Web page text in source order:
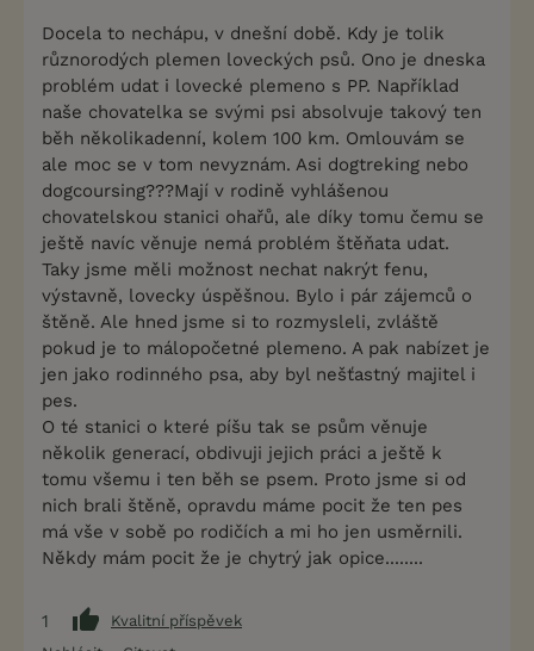
Docela to nechápu, v dnešní době. Kdy je tolik
různorodých plemen loveckých psů. Ono je dneska
problém udat i lovecké plemeno s PP. Například
naše chovatelka se svými psi absolvuje takový ten
běh několikadenní, kolem 100 km. Omlouvám se
ale moc se v tom nevyznám. Asi dogtreking nebo
dogcoursing???Mají v rodině vyhlášenou
chovatelskou stanici ohařů, ale díky tomu čemu se
ještě navíc věnuje nemá problém štěňata udat.
Taky jsme měli možnost nechat nakrýt fenu,
výstavně, lovecky úspěšnou. Bylo i pár zájemců o
štěně. Ale hned jsme si to rozmysleli, zvláště
pokud je to málopočetné plemeno. A pak nabízet je
jen jako rodinného psa, aby byl nešťastný majitel i
pes.
O té stanici o které píšu tak se psům věnuje
několik generací, obdivuji jejich práci a ještě k
tomu všemu i ten běh se psem. Proto jsme si od
nich brali štěně, opravdu máme pocit že ten pes
má vše v sobě po rodičích a mi ho jen usměrnili.
Někdy mám pocit že je chytrý jak opice........
1
Kvalitní příspěvek